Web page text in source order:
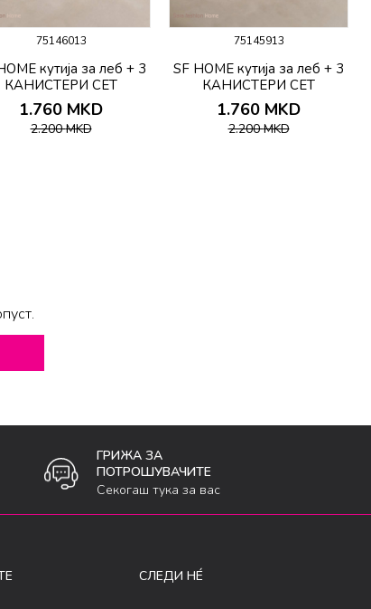
75146013
кутија за леб + 3
КАНИСТЕРИ СЕТ
1.760 MKD
2.200MKD
75145913
SF HOME кутија за леб + 3
КАНИСТЕРИ СЕТ
1.760 MKD
2.200MKD
ГРИЖА ЗА
ПОТРОШУВАЧИТЕ
Секогаш тука за вас
СЛЕДИ НÉ